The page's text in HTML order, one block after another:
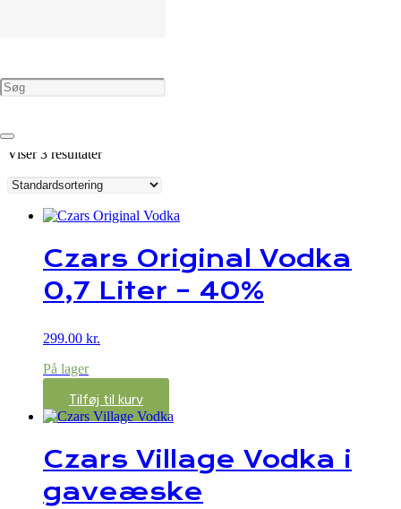
Forside
Viser 3 resultater
Czars Original Vodka
0,7 Liter – 40%
299.00 kr.
På lager
Tilføj til kurv
Czars Village Vodka i
gaveæske